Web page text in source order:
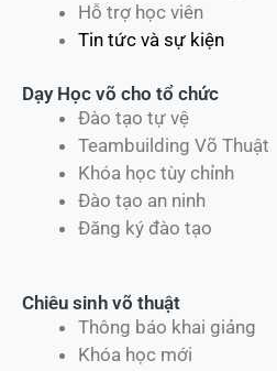
Hỗ trợ học viên
Tin tức và sự kiện
Dạy Học võ cho tổ chức
Đào tạo tự vệ
Teambuilding Võ Thuật
Khóa học tùy chỉnh
Đào tạo an ninh
Đăng ký đào tạo
Chiêu sinh võ thuật
Thông báo khai giảng
Khóa học mới